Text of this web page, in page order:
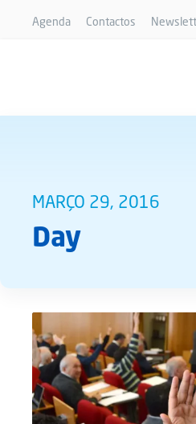
Agenda Contactos
MARÇO 29, 2016
Day